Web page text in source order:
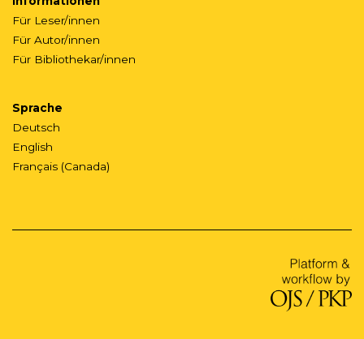
Für Leser/innen
Für Autor/innen
Für Bibliothekar/innen
Sprache
Deutsch
English
Français (Canada)